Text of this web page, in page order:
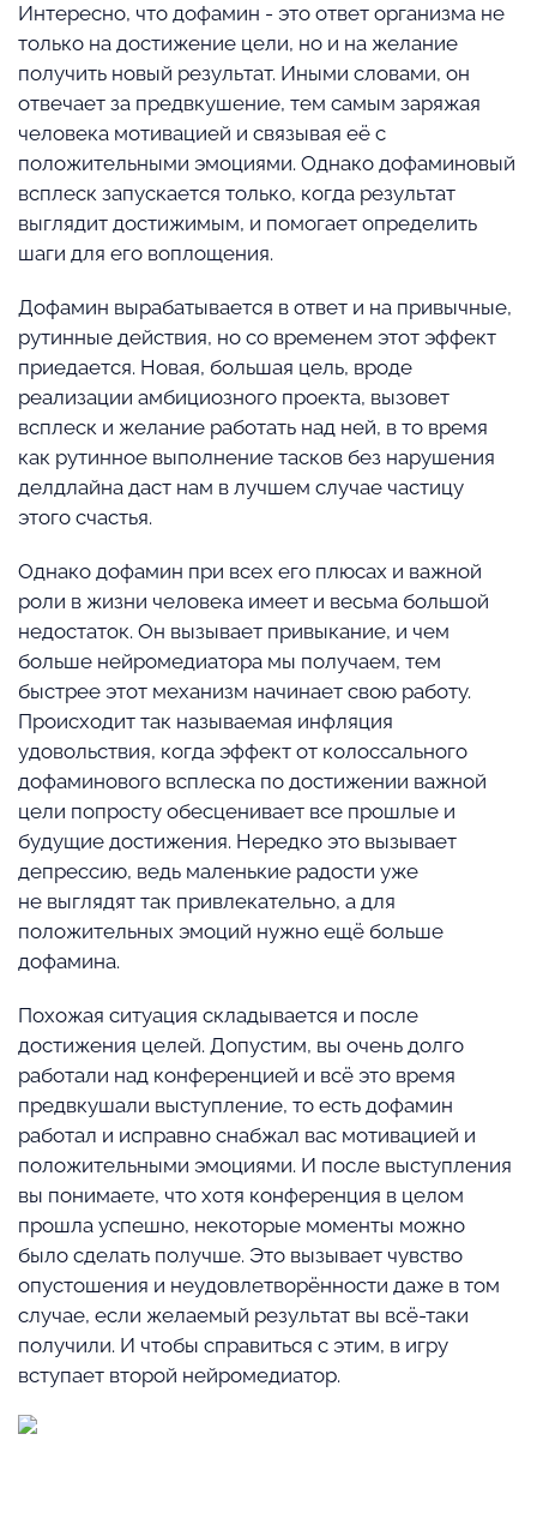
Интересно, что дофамин - это ответ организма не
только на достижение цели, но и на желание
получить новый результат. Иными словами, он
отвечает за предвкушение, тем самым заряжая
человека мотивацией и связывая её с
положительными эмоциями. Однако дофаминовый
всплеск запускается только, когда результат
выглядит достижимым, и помогает определить
шаги для его воплощения.
Дофамин вырабатывается в ответ и на привычные,
рутинные действия, но со временем этот эффект
приедается. Новая, большая цель, вроде
реализации амбициозного проекта, вызовет
всплеск и желание работать над ней, в то время
как рутинное выполнение тасков без нарушения
делдлайна даст нам в лучшем случае частицу
этого счастья.
Однако дофамин при всех его плюсах и важной
роли в жизни человека имеет и весьма большой
недостаток. Он вызывает привыкание, и чем
больше нейромедиатора мы получаем, тем
быстрее этот механизм начинает свою работу.
Происходит так называемая инфляция
удовольствия, когда эффект от колоссального
дофаминового всплеска по достижении важной
цели попросту обесценивает все прошлые и
будущие достижения. Нередко это вызывает
депрессию, ведь маленькие радости уже
не выглядят так привлекательно, а для
положительных эмоций нужно ещё больше
дофамина.
Похожая ситуация складывается и после
достижения целей. Допустим, вы очень долго
работали над конференцией и всё это время
предвкушали выступление, то есть дофамин
работал и исправно снабжал вас мотивацией и
положительными эмоциями. И после выступления
вы понимаете, что хотя конференция в целом
прошла успешно, некоторые моменты можно
было сделать получше. Это вызывает чувство
опустошения и неудовлетворённости даже в том
случае, если желаемый результат вы всё-таки
получили. И чтобы справиться с этим, в игру
вступает второй нейромедиатор.